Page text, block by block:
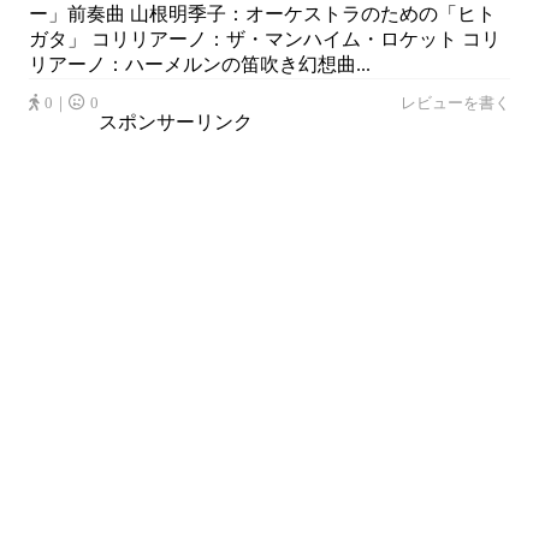
ー」前奏曲 山根明季子：オーケストラのための「ヒト
ガタ」 コリリアーノ：ザ・マンハイム・ロケット コリ
リアーノ：ハーメルンの笛吹き幻想曲...
0｜ 0 レビューを書く
スポンサーリンク